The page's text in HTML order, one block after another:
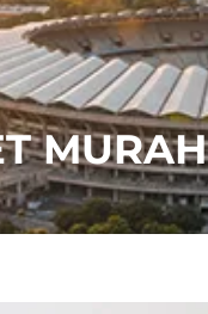
MURAH